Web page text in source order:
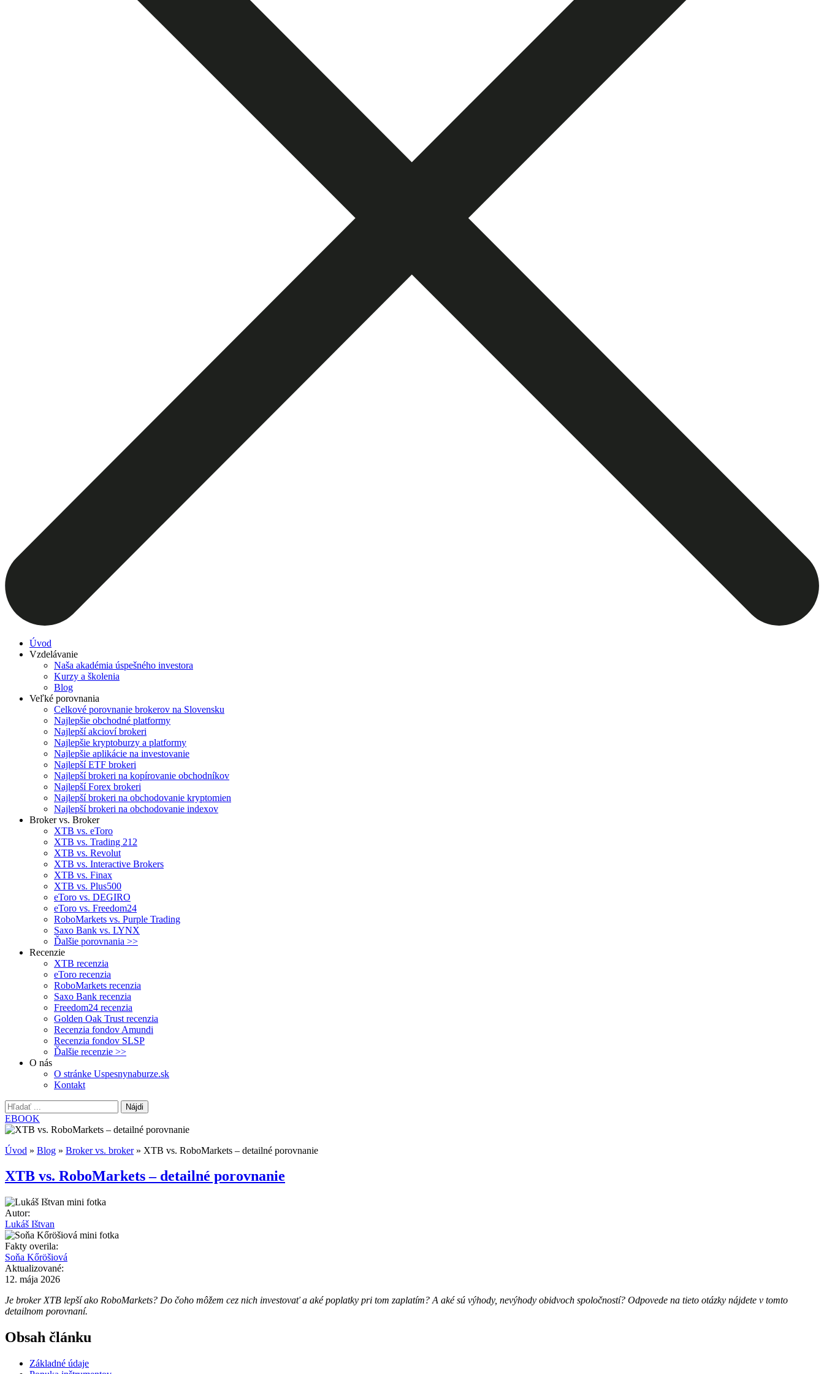
Úvod
Vzdelávanie
Naša akadémia úspešného investora
Kurzy a školenia
Blog
Veľké porovnania
Celkové porovnanie brokerov na Slovensku
Najlepšie obchodné platformy
Najlepší akcioví brokeri
Najlepšie kryptoburzy a platformy
Najlepšie aplikácie na investovanie
Najlepší ETF brokeri
Najlepší brokeri na kopírovanie obchodníkov
Najlepší Forex brokeri
Najlepší brokeri na obchodovanie kryptomien
Najlepší brokeri na obchodovanie indexov
Broker vs. Broker
XTB vs. eToro
XTB vs. Trading 212
XTB vs. Revolut
XTB vs. Interactive Brokers
XTB vs. Finax
XTB vs. Plus500
eToro vs. DEGIRO
eToro vs. Freedom24
RoboMarkets vs. Purple Trading
Saxo Bank vs. LYNX
Ďalšie porovnania >>
Recenzie
XTB recenzia
eToro recenzia
RoboMarkets recenzia
Saxo Bank recenzia
Freedom24 recenzia
Golden Oak Trust recenzia
Recenzia fondov Amundi
Recenzia fondov SLSP
Ďalšie recenzie >>
O nás
O stránke Uspesnynaburze.sk
Kontakt
Hľadať:
EBOOK
Úvod » Blog » Broker vs. broker» XTB vs. RoboMarkets – detailné porovnanie
XTB vs. RoboMarkets – detailné porovnanie
Autor:
Lukáš Ištvan
Fakty overila:
Soňa Kőröšiová
Aktualizované:
12. mája 2026
Je broker XTB lepší ako RoboMarkets? Do čoho môžem cez nich investovať a aké poplatky pri tom zaplatím? A aké sú výhody, nevýhody obidvoch spoločností? Odpovede na tieto otázky nájdete v tomto
detailnom porovnaní.
Obsah článku
Základné údaje